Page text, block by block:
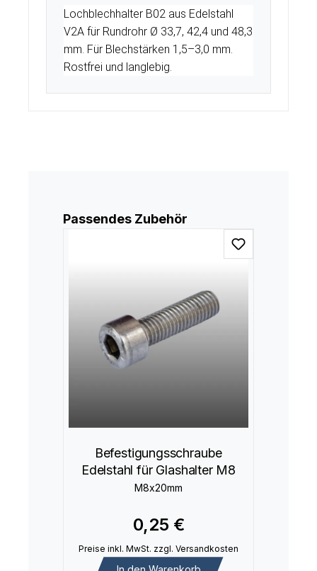
Lochblechhalter B02 aus Edelstahl
V2A für Rundrohr Ø 33,7, 42,4 und 48,3
mm. Für Blechstärken 1,5–3,0 mm.
Rostfrei und langlebig.
Produktgalerie überspringen
Passendes Zubehör
Befestigungsschraube
Edelstahl für Glashalter M8
M8x20mm
0,25 €
Preise inkl. MwSt. zzgl. Versandkosten